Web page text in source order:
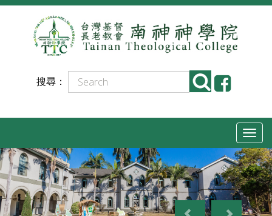
跳
搜尋：
T
o
g
g
l
P